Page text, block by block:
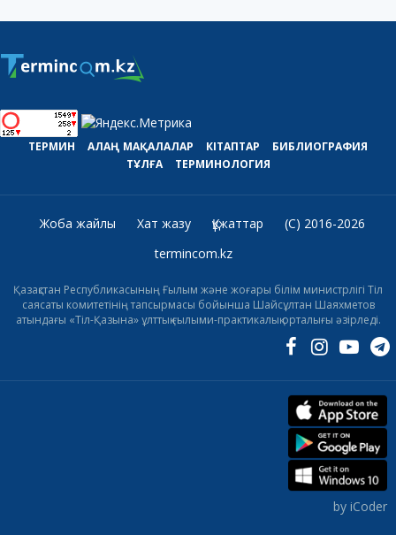
ТЕРМИН АЛАҢ МАҚАЛАЛАР КІТАПТАР
БИБЛИОГРАФИЯ
ТҰЛҒА
ТЕРМИНОЛОГИЯ
Жоба жайлы Хат жазу Құжаттар
(C) 2016-2026
termincom.kz
Қазақстан Республикасының Ғылым және жоғары білім министрлігі Тіл
саясаты комитетінің тапсырмасы бойынша Шайсұлтан Шаяхметов
атындағы «Тіл-Қазына» ұлттық ғылыми-практикалық орталығы әзірледі.
by iCoder